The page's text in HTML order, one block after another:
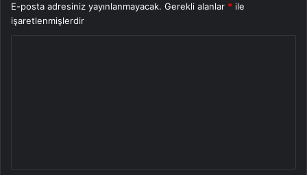
E-posta adresiniz yayınlanmayacak. Gerekli alanlar * ile
işaretlenmişlerdir